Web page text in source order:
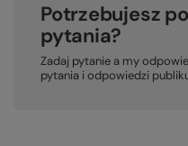
Potrzebujesz
pytania?
Zadaj pytanie a my
pytania i odpowiedzi